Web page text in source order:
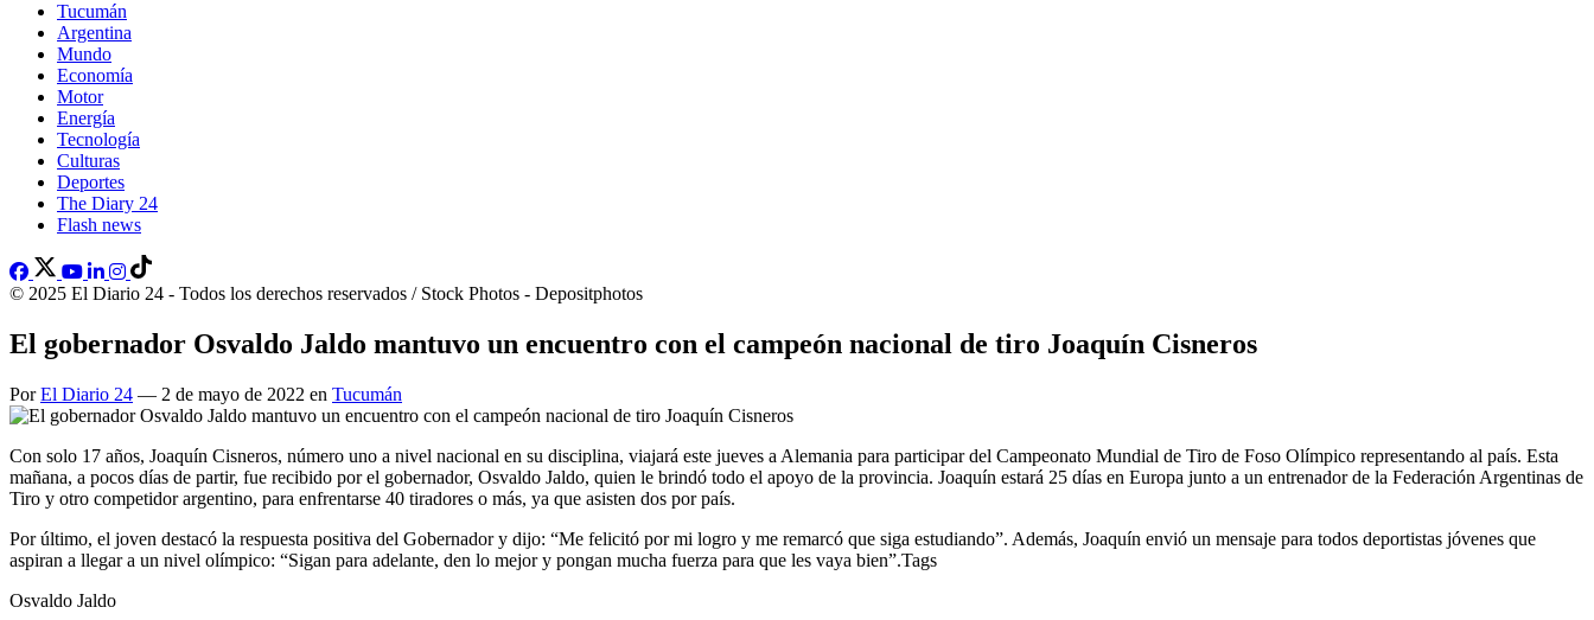
Tucumán
Argentina
Mundo
Economía
Motor
Energía
Tecnología
Culturas
Deportes
The Diary 24
Flash news
© 2025 El Diario 24 - Todos los derechos reservados / Stock Photos - Depositphotos
El gobernador Osvaldo Jaldo mantuvo un encuentro con el campeón nacional de tiro Joaquín Cisneros
PorEl Diario 24 — 2 de mayo de 2022 en Tucumán
Con solo 17 años, Joaquín Cisneros, número uno a nivel nacional en su disciplina, viajará este jueves a Alemania para participar del Campeonato Mundial de Tiro de Foso Olímpico representando al país. Esta
mañana, a pocos días de partir, fue recibido por el gobernador, Osvaldo Jaldo, quien le brindó todo el apoyo de la provincia. Joaquín estará 25 días en Europa junto a un entrenador de la Federación Argentinas de
Tiro y otro competidor argentino, para enfrentarse 40 tiradores o más, ya que asisten dos por país.
Por último, el joven destacó la respuesta positiva del Gobernador y dijo: “Me felicitó por mi logro y me remarcó que siga estudiando”. Además, Joaquín envió un mensaje para todos deportistas jóvenes que
aspiran a llegar a un nivel olímpico: “Sigan para adelante, den lo mejor y pongan mucha fuerza para que les vaya bien”.Tags
Osvaldo Jaldo